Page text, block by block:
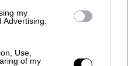
my
Use,
of my